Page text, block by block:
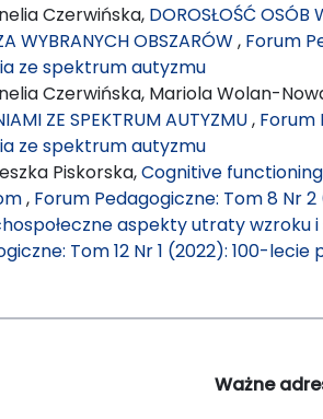
Czerwińska, DOROSŁOŚĆ OSÓB
WYBRANYCH OBSZARÓW, Forum
ze spektrum autyzmu
Czerwińska, Mariola Wolan-
ZE SPEKTRUM AUTYZMU, Forum
ze spektrum autyzmu
Piskorska,Cognitive
, Forum Pedagogiczne: Tom 8 Nr 2
aspekty utraty wzroku i
Tom 12 Nr 1 (2022): 100-
Ważne